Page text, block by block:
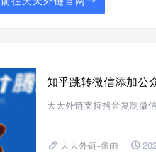
知乎跳转微信添加公
天天外链支持抖音复制微
天天外链-张雨